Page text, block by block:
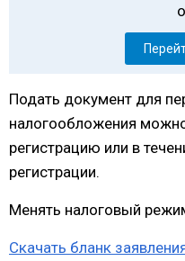
Подать документ для
налогообложения
регистрацию или в
регистрации.
Менять налоговый
Скачать бланк